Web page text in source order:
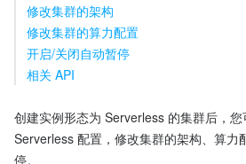
修改集群的架构
修改集群的算力配置
开启/关闭自动暂停
相关 API
创建实例形态为 Serverless 的集群后，
Serverless 配置，修改集群的架构、算力
停。